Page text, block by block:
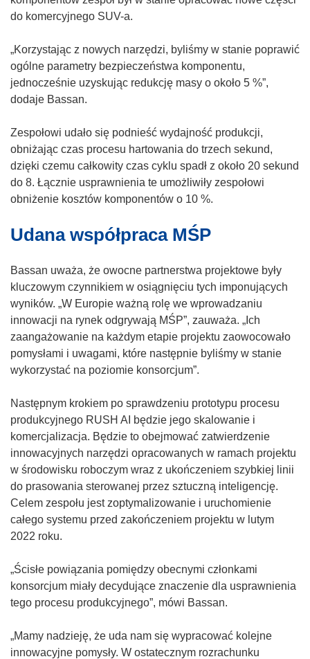
e
n
i
k
w
o
r
z
w
w
e
do komercyjnego SUV-a.
„Korzystając z nowych narzędzi, byliśmy w stanie poprawić
ogólne parametry bezpieczeństwa komponentu,
jednocześnie uzyskując redukcję masy o około 5 %”,
dodaje Bassan.
Zespołowi udało się podnieść wydajność produkcji,
obniżając czas procesu hartowania do trzech sekund,
dzięki czemu całkowity czas cyklu spadł z około 20 sekund
do 8. Łącznie usprawnienia te umożliwiły zespołowi
obniżenie kosztów komponentów o 10 %.
Udana współpraca MŚP
Bassan uważa, że owocne partnerstwa projektowe były
kluczowym czynnikiem w osiągnięciu tych imponujących
wyników. „W Europie ważną rolę we wprowadzaniu
innowacji na rynek odgrywają MŚP”, zauważa. „Ich
zaangażowanie na każdym etapie projektu zaowocowało
pomysłami i uwagami, które następnie byliśmy w stanie
wykorzystać na poziomie konsorcjum”.
Następnym krokiem po sprawdzeniu prototypu procesu
produkcyjnego RUSH AI będzie jego skalowanie i
komercjalizacja. Będzie to obejmować zatwierdzenie
innowacyjnych narzędzi opracowanych w ramach projektu
w środowisku roboczym wraz z ukończeniem szybkiej linii
do prasowania sterowanej przez sztuczną inteligencję.
Celem zespołu jest zoptymalizowanie i uruchomienie
całego systemu przed zakończeniem projektu w lutym
2022 roku.
„Ścisłe powiązania pomiędzy obecnymi członkami
konsorcjum miały decydujące znaczenie dla usprawnienia
tego procesu produkcyjnego”, mówi Bassan.
„Mamy nadzieję, że uda nam się wypracować kolejne
innowacyjne pomysły. W ostatecznym rozrachunku